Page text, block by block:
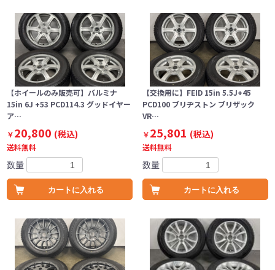
【ホイールのみ販売可】バルミナ
15in 6J +53 PCD114.3 グッドイヤー
ア…
￥20,800 (税込)
送料無料
数量
カートに入れる
【交換用に】FEID 15in 5.5J+45
PCD100 ブリヂストン ブリザック
VR…
￥25,801 (税込)
送料無料
数量
カートに入れる